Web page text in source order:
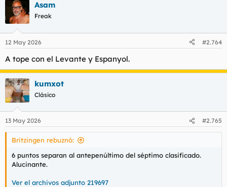
i
e
:
Asam
Freak
12 May 2026 #2.764
A tope con el Levante y Espanyol.
kumxot
Clásico
13 May 2026 #2.765
Britzingen rebuznó:
6 puntos separan al antepenúltimo del séptimo clasificado.
Alucinante.
Ver el archivos adjunto 219697